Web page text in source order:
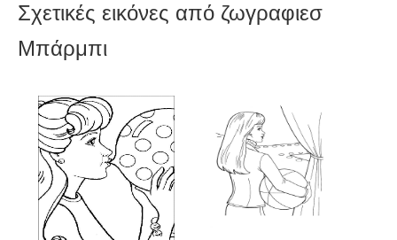
Σχετικές εικόνες από ζωγραφιεσ
Μπάρμπι